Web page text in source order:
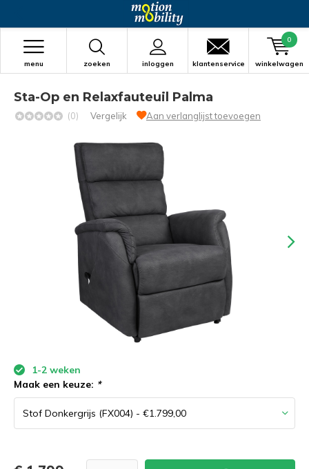
zoeken inloggen
menu klantenservice winkelwagen
0
Sta-Op en Relaxfauteuil Palma
(0) Vergelijk Aan verlanglijst toevoegen
1-2 weken
Maak een keuze: *